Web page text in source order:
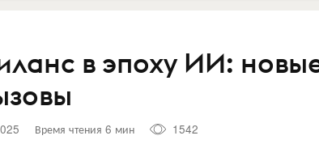
в эпоху ИИ:
Время чтения 6 мин 1542